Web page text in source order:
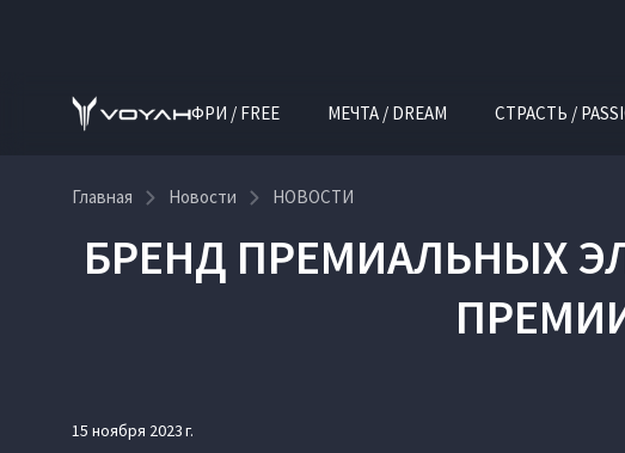
ФРИ / FREE МЕЧТА / DREAM СТРАСТЬ /
Главная Новости НОВОСТИ
БРЕНД ПРЕМИАЛЬНЫХ
15 ноября 2023 г.